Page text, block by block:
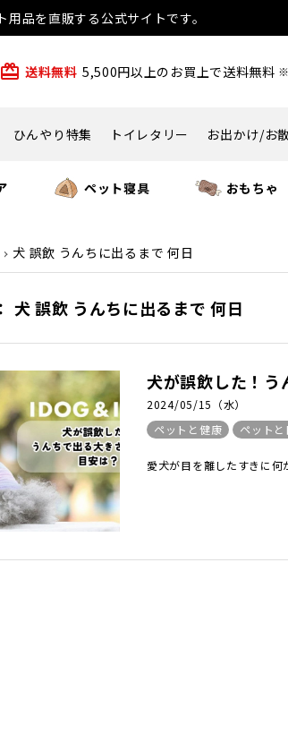
品を直販する公式サイトです。
card_giftcard 送料無料 5,500円以上のお買上で送料無料 ※
ひんやり特集 トイレタリー お出かけ/お
ペット寝具 おもちゃ
犬 誤飲 うんちに出るまで 何日
犬 誤飲 うんちに出るまで 何日
犬が誤飲した！う
2024/05/15（水）
ペットと健康
ペットと
愛犬が目を離したすきに